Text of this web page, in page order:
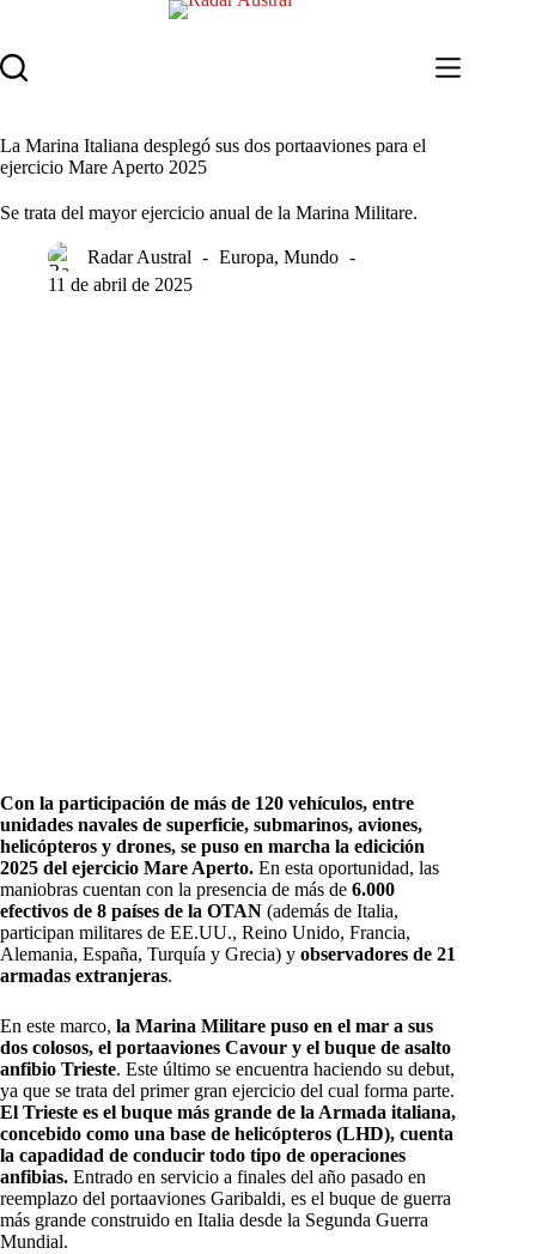
contenido
La Marina Italiana desplegó sus dos portaaviones para el
ejercicio Mare Aperto 2025
Se trata del mayor ejercicio anual de la Marina Militare.
Radar Austral Europa, Mundo
11 de abril de 2025
Con la participación de más de 120 vehículos, entre
unidades navales de superficie, submarinos, aviones,
helicópteros y drones, se puso en marcha la edicición
2025 del ejercicio Mare Aperto. En esta oportunidad, las
maniobras cuentan con la presencia de más de 6.000
efectivos de 8 países de la OTAN (además de Italia,
participan militares de EE.UU., Reino Unido, Francia,
Alemania, España, Turquía y Grecia) y observadores de 21
armadas extranjeras.
En este marco, la Marina Militare puso en el mar a sus
dos colosos, el portaaviones Cavour y el buque de asalto
anfibio Trieste. Este último se encuentra haciendo su debut,
ya que se trata del primer gran ejercicio del cual forma parte.
El Trieste es el buque más grande de la Armada italiana,
concebido como una base de helicópteros (LHD), cuenta
la capadidad de conducir todo tipo de operaciones
anfibias. Entrado en servicio a finales del año pasado en
reemplazo del portaaviones Garibaldi, es el buque de guerra
más grande construido en Italia desde la Segunda Guerra
Mundial.